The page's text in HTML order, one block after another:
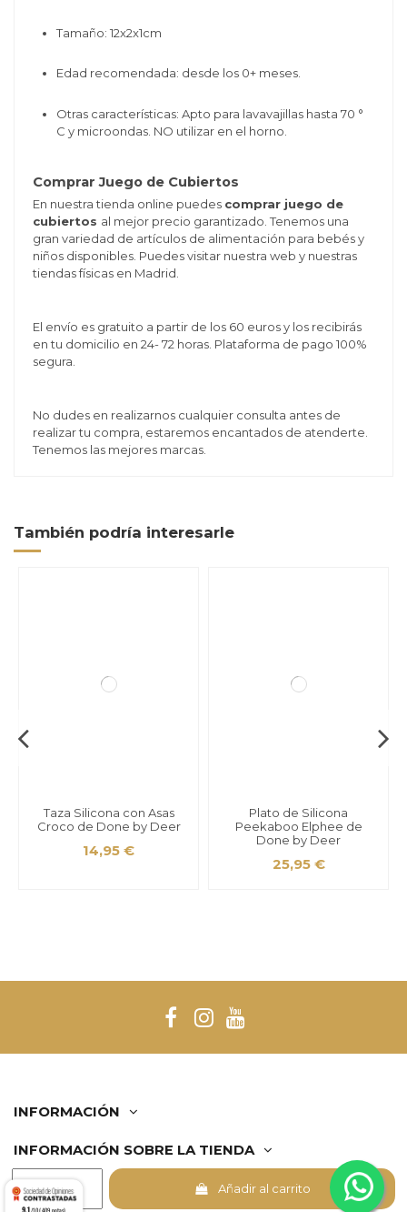
Añadir al carrito
Tamaño: 12x2x1cm
Edad recomendada: desde los 0+ meses.
Otras características: Apto para lavavajillas hasta 70 °
C y microondas. NO utilizar en el horno.
Comprar Juego de Cubiertos
En nuestra tienda online puedes comprar juego de
cubiertos al mejor precio garantizado. Tenemos una
gran variedad de artículos de alimentación para bebés y
niños disponibles. Puedes visitar nuestra web y nuestras
tiendas físicas en Madrid.
El envío es gratuito a partir de los 60 euros y los recibirás
en tu domicilio en 24- 72 horas. Plataforma de pago 100%
segura.
No dudes en realizarnos cualquier consulta antes de
realizar tu compra, estaremos encantados de atenderte.
Tenemos las mejores marcas.
También podría interesarle
Taza Silicona con Asas
Croco de Done by Deer
14,95 €
Plato de Silicona
Peekaboo Elphee de
Done by Deer
25,95 €
Juego de Cubiertos
Confeti de Done by Deer
14,95 €
INFORMACIÓN
INFORMACIÓN SOBRE LA TIENDA
Comerciante aprobado por la Sociedad de Opiniones
9.1/10 (409 notas)